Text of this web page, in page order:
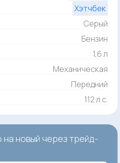
Хэтчбек
Серый
Бензин
1,6 л
Механическая
Передний
112 л.с.
на новый через трейд-